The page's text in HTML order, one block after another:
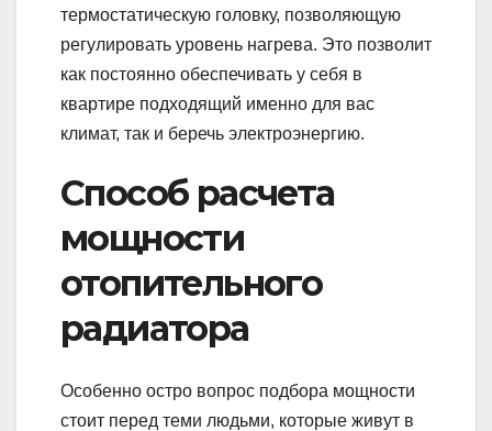
термостатическую головку, позволяющую
регулировать уровень нагрева. Это позволит
как постоянно обеспечивать у себя в
квартире подходящий именно для вас
климат, так и беречь электроэнергию.
Способ расчета
мощности
отопительного
радиатора
Особенно остро вопрос подбора мощности
стоит перед теми людьми, которые живут в